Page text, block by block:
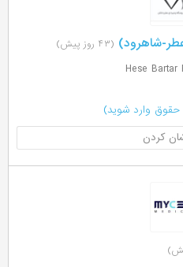
شاهرود) (۴۳ روز پیش)
وارد شوید)
کردن